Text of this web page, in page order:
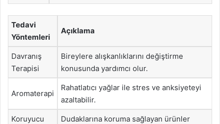
Tedavi
Yöntemleri
Açıklama
Davranış
Terapisi
Bireylere alışkanlıklarını değiştirme
konusunda yardımcı olur.
Aromaterapi
Rahatlatıcı yağlar ile stres ve anksiyeteyi
azaltabilir.
Koruyucu
Dudaklarına koruma sağlayan ürünler